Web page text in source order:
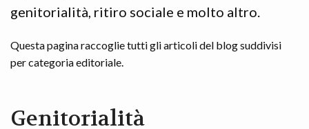
COME CI LAVORIAMO
IN PRATICA
BLOG
genitorialità, ritiro sociale e molto altro.
Questa pagina raccoglie tutti gli articoli del blog suddivisi
per categoria editoriale.
Genitorialità